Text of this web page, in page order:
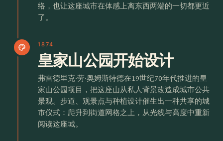
络，也让这座城市在体感上离东西两端的一切都更近
了。
palette 1874
皇家山公园开始设计
弗雷德里克·劳·奥姆斯特德在19世纪70年代推进的皇
家山公园项目，把这座山从私人背景改造成城市公共
景观。步道、观景点与种植设计催生出一种共享的城
市仪式：爬升到街道网格之上，从光线与高度中重新
阅读这座城。